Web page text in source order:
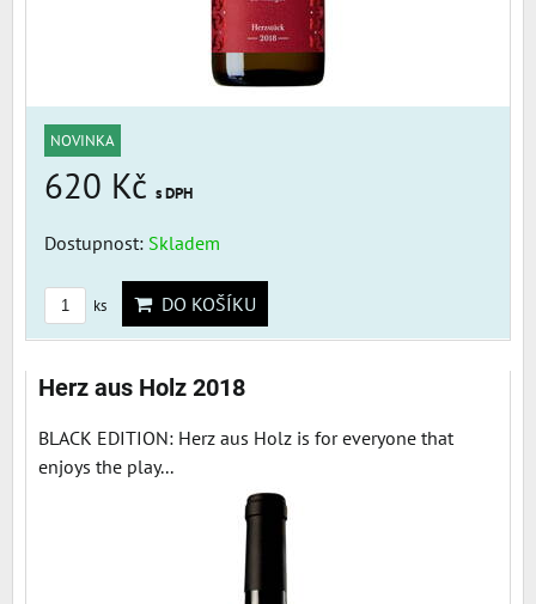
NOVINKA
620 Kč s DPH
Dostupnost: Skladem
ks DO KOŠÍKU
Herz aus Holz 2018
BLACK EDITION: Herz aus Holz is for everyone that
enjoys the play...